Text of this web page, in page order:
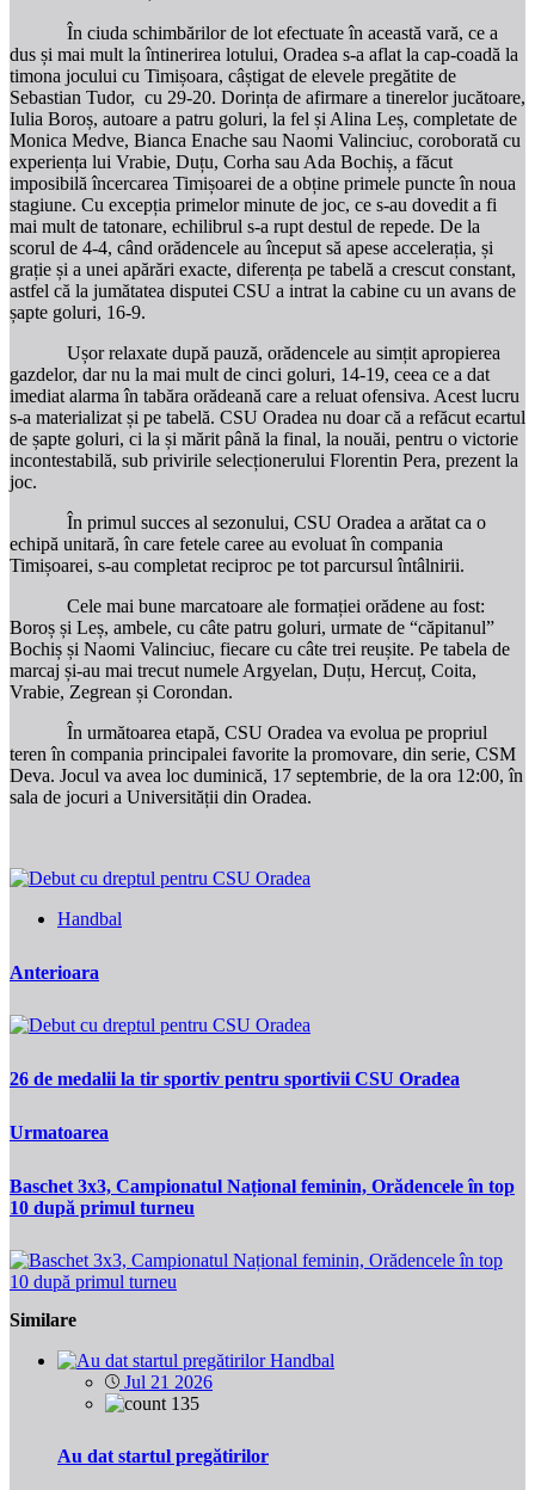
În ciuda schimbărilor de lot efectuate în această vară, ce a
dus și mai mult la întinerirea lotului, Oradea s-a aflat la cap-coadă la
timona jocului cu Timișoara, câștigat de elevele pregătite de
Sebastian Tudor, cu 29-20. Dorința de afirmare a tinerelor jucătoare,
Iulia Boroș, autoare a patru goluri, la fel și Alina Leș, completate de
Monica Medve, Bianca Enache sau Naomi Valinciuc, coroborată cu
experiența lui Vrabie, Duțu, Corha sau Ada Bochiș, a făcut
imposibilă încercarea Timișoarei de a obține primele puncte în noua
stagiune. Cu excepția primelor minute de joc, ce s-au dovedit a fi
mai mult de tatonare, echilibrul s-a rupt destul de repede. De la
scorul de 4-4, când orădencele au început să apese accelerația, și
grație și a unei apărări exacte, diferența pe tabelă a crescut constant,
astfel că la jumătatea disputei CSU a intrat la cabine cu un avans de
șapte goluri, 16-9.
Ușor relaxate după pauză, orădencele au simțit apropierea
gazdelor, dar nu la mai mult de cinci goluri, 14-19, ceea ce a dat
imediat alarma în tabăra orădeană care a reluat ofensiva. Acest lucru
s-a materializat și pe tabelă. CSU Oradea nu doar că a refăcut ecartul
de șapte goluri, ci la și mărit până la final, la nouăi, pentru o victorie
incontestabilă, sub privirile selecționerului Florentin Pera, prezent la
joc.
În primul succes al sezonului, CSU Oradea a arătat ca o
echipă unitară, în care fetele caree au evoluat în compania
Timișoarei, s-au completat reciproc pe tot parcursul întâlnirii.
Cele mai bune marcatoare ale formației orădene au fost:
Boroș și Leș, ambele, cu câte patru goluri, urmate de “căpitanul”
Bochiș și Naomi Valinciuc, fiecare cu câte trei reușite. Pe tabela de
marcaj și-au mai trecut numele Argyelan, Duțu, Hercuț, Coita,
Vrabie, Zegrean și Corondan.
În următoarea etapă, CSU Oradea va evolua pe propriul
teren în compania principalei favorite la promovare, din serie, CSM
Deva. Jocul va avea loc duminică, 17 septembrie, de la ora 12:00, în
sala de jocuri a Universității din Oradea.
Handbal
Anterioara
26 de medalii la tir sportiv pentru sportivii CSU Oradea
Urmatoarea
Baschet 3x3, Campionatul Național feminin, Orădencele în top
10 după primul turneu
Similare
Handbal
Jul 21 2026
135
Au dat startul pregătirilor